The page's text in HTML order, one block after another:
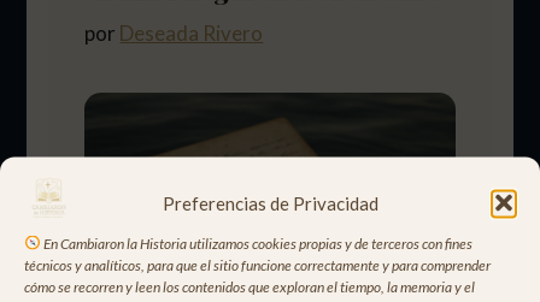
Preferencias de Privacidad
En Cambiaron la Historia utilizamos cookies propias y de terceros con fines
técnicos y analíticos, para que el sitio funcione correctamente y para comprender
cómo se recorren y leen los contenidos que exploran el tiempo, la memoria y el
por Deseada Rivero